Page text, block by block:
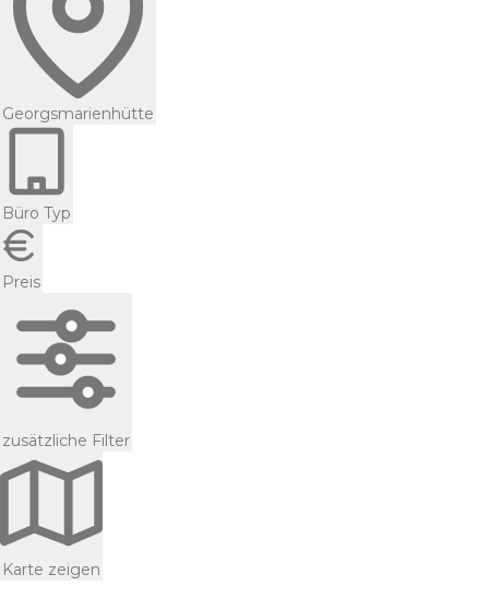
Georgsmarienhütte
Büro Typ
Preis
zusätzliche Filter
Karte zeigen